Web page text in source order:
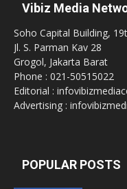
Vibiz Media
Soho Capital Building,
Jl. S. Parman Kav 28
Grogol, Jakarta Barat
Phone : 021-50515022
Editorial :
Advertising :
POPULAR POSTS